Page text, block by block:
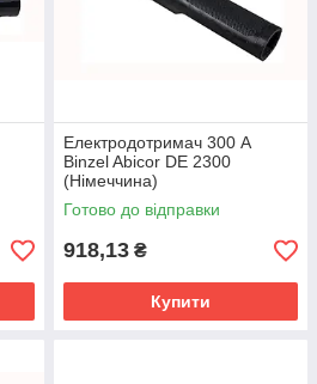
Електродотримач 300 А
Binzel Abicor DE 2300
(Німеччина)
Готово до відправки
918,13 ₴
Купити